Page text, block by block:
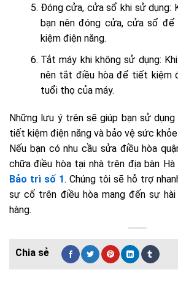
Đóng cửa, cửa sổ khi sử dụng:
bạn nên đóng cửa, cửa sổ
kiệm điện năng.
Tắt máy khi không sử dụng:
nên tắt điều hòa để tiết kiệm
tuổi thọ của máy.
Những lưu ý trên sẽ giúp bạn sử
tiết kiệm điện năng và bảo vệ sức khỏe
Nếu bạn có nhu cầu sửa điều hòa
chữa điều hòa tại nhà trên địa bàn Hà
Bảo trì số 1. Chúng tôi sẽ hỗ trợ
sự cố trên điều hòa mang đến sự
hàng.